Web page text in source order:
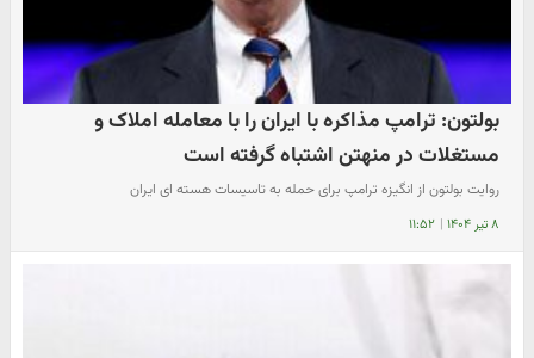
بولتون: ترامپ مذاکره با ایران را با معامله املاک و
مستغلات در منهتن اشتباه گرفته است
​روایت بولتون از انگیزه ترامپ برای حمله به تاسیسات هسته ای ایران
۸ تیر ۱۴۰۴ | ۱۱:۵۲